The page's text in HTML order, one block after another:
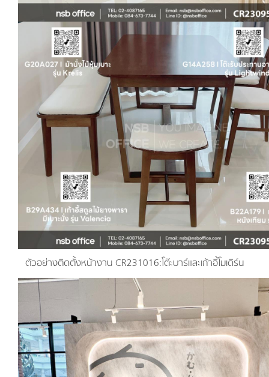
ตัวอย่างติดตั้งหน้างาน CR231016:โต๊ะบาร์และเก้าอี้โมเดิร์น